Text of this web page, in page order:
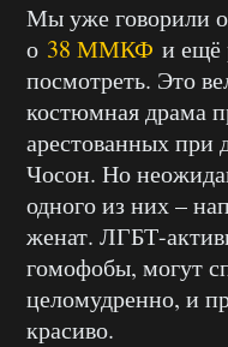
Мы уже говорили
о 38 ММКФ и ещё
посмотреть. Это
костюмная драма
арестованных при
Чосон. Но
одного из них –
женат. ЛГБТ-
гомофобы, могут
целомудренно, и
красиво.